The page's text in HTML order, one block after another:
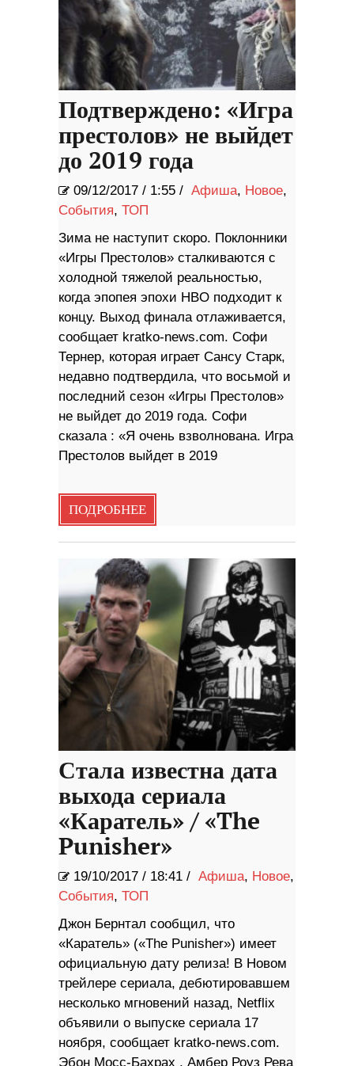
Подтверждено: «Игра
престолов» не выйдет
до 2019 года
09/12/2017 / 1:55 / Афиша, Новое,
События, ТОП
Зима не наступит скоро. Поклонники
«Игры Престолов» сталкиваются с
холодной тяжелой реальностью,
когда эпопея эпохи HBO подходит к
концу. Выход финала отлаживается,
сообщает kratko-news.com. Софи
Тернер, которая играет Сансу Старк,
недавно подтвердила, что восьмой и
последний сезон «Игры Престолов»
не выйдет до 2019 года. Софи
сказала : «Я очень взволнована. Игра
Престолов выйдет в 2019
ПОДРОБНЕЕ
Стала известна дата
выхода сериала
«Каратель» / «The
Punisher»
19/10/2017 / 18:41 / Афиша, Новое,
События, ТОП
Джон Бернтал сообщил, что
«Каратель» («The Punisher») имеет
официальную дату релиза! В Новом
трейлере сериала, дебютировавшем
несколько мгновений назад, Netflix
объявили о выпуске сериала 17
ноября, сообщает kratko-news.com.
Эбон Мосс-Бахрах , Амбер Роуз Рева